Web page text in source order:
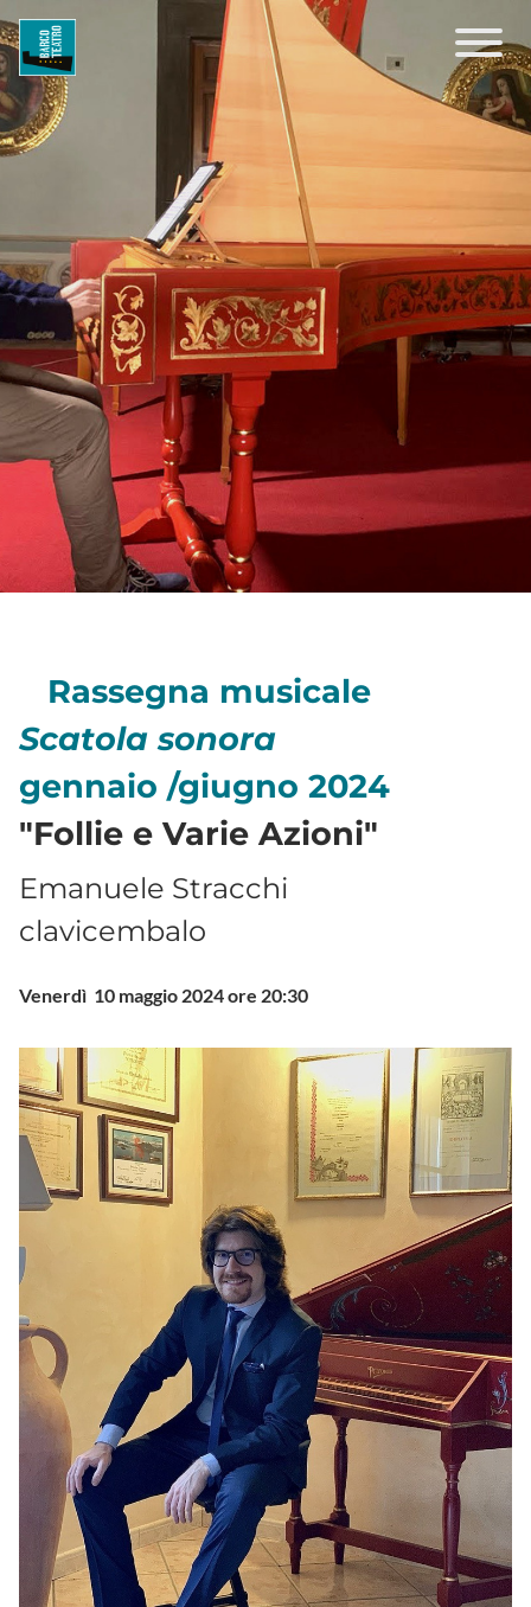
Rassegna musicale
Scatola sonora
gennaio /giugno 2024
"Follie e Varie Azioni"
Emanuele Stracchi
clavicembalo
Venerdì 10 maggio 2024 ore 20:30